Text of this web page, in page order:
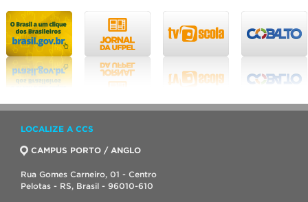
LOCALIZE A CCS
CAMPUS PORTO / ANGLO
Rua Gomes Carneiro, 01 - Centro
Pelotas - RS, Brasil - 96010-610